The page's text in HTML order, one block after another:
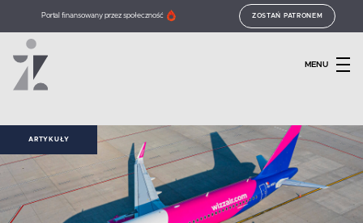
Portal finansowany przez społeczność ZOSTAŃ PATRONEM
MENU
ARTYKUŁY